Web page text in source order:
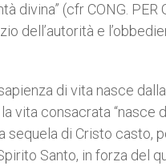
divina” (cfr CONG. PER
dell’autorità e
di vita nasce
vita consacrata “nasce
sequela di Cristo casto,
Santo, in forza del